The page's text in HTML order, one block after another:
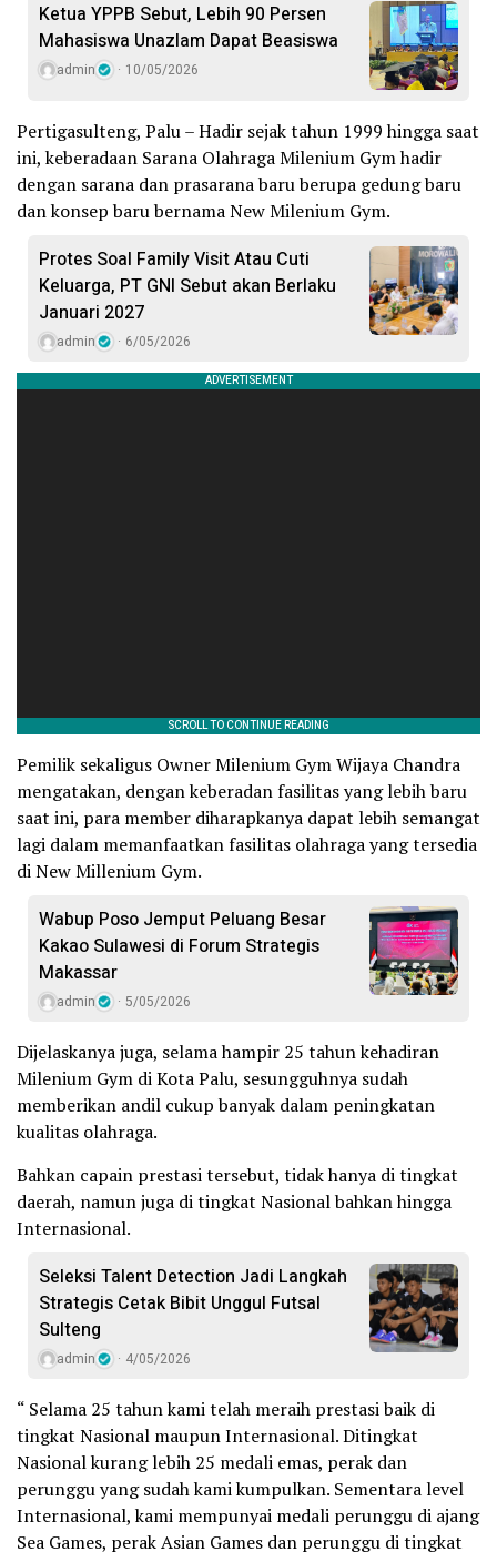
Ketua YPPB Sebut, Lebih 90 Persen
Mahasiswa Unazlam Dapat Beasiswa
admin 10/05/2026
Pertigasulteng, Palu – Hadir sejak tahun 1999 hingga saat
ini, keberadaan Sarana Olahraga Milenium Gym hadir
dengan sarana dan prasarana baru berupa gedung baru
dan konsep baru bernama New Milenium Gym.
Protes Soal Family Visit Atau Cuti
Keluarga, PT GNI Sebut akan Berlaku
Januari 2027
admin 6/05/2026
Pemilik sekaligus Owner Milenium Gym Wijaya Chandra
mengatakan, dengan keberadan fasilitas yang lebih baru
saat ini, para member diharapkanya dapat lebih semangat
lagi dalam memanfaatkan fasilitas olahraga yang tersedia
di New Millenium Gym.
Wabup Poso Jemput Peluang Besar
Kakao Sulawesi di Forum Strategis
Makassar
admin 5/05/2026
Dijelaskanya juga, selama hampir 25 tahun kehadiran
Milenium Gym di Kota Palu, sesungguhnya sudah
memberikan andil cukup banyak dalam peningkatan
kualitas olahraga.
Bahkan capain prestasi tersebut, tidak hanya di tingkat
daerah, namun juga di tingkat Nasional bahkan hingga
Internasional.
Seleksi Talent Detection Jadi Langkah
Strategis Cetak Bibit Unggul Futsal
Sulteng
admin 4/05/2026
“ Selama 25 tahun kami telah meraih prestasi baik di
tingkat Nasional maupun Internasional. Ditingkat
Nasional kurang lebih 25 medali emas, perak dan
perunggu yang sudah kami kumpulkan. Sementara level
Internasional, kami mempunyai medali perunggu di ajang
Sea Games, perak Asian Games dan perunggu di tingkat